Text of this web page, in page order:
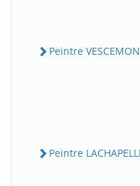
Peintre
Peintre